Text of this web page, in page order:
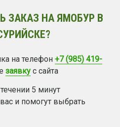
ЗАКАЗ НА ЯМОБУР В
на телефон +7 (985) 419-
заявку с сайта
5 минут
и помогут выбрать